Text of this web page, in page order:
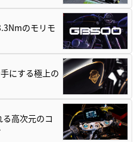
のモリモ
にする極上の
る高次元のコ